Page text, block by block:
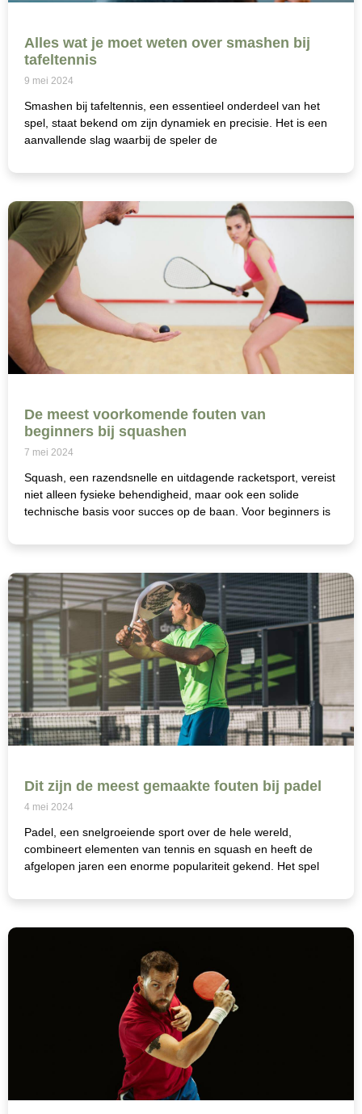
Alles wat je moet weten over smashen bij
tafeltennis
9 mei 2024
Smashen bij tafeltennis, een essentieel onderdeel van het
spel, staat bekend om zijn dynamiek en precisie. Het is een
aanvallende slag waarbij de speler de
De meest voorkomende fouten van
beginners bij squashen
7 mei 2024
Squash, een razendsnelle en uitdagende racketsport, vereist
niet alleen fysieke behendigheid, maar ook een solide
technische basis voor succes op de baan. Voor beginners is
Dit zijn de meest gemaakte fouten bij padel
4 mei 2024
Padel, een snelgroeiende sport over de hele wereld,
combineert elementen van tennis en squash en heeft de
afgelopen jaren een enorme populariteit gekend. Het spel